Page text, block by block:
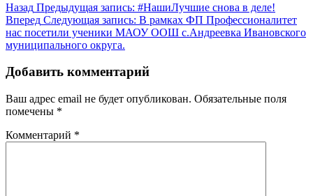
Назад Предыдущая запись: #НашиЛучшие снова в деле!
Вперед Следующая запись: В рамках ФП Профессионалитет
нас посетили ученики МАОУ ООШ с.Андреевка Ивановского
муниципального округа.
Добавить комментарий
Ваш адрес email не будет опубликован. Обязательные поля
помечены *
Комментарий *